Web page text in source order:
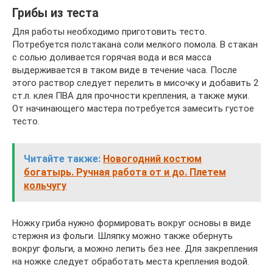
Грибы из теста
Для работы необходимо приготовить тесто.
Потребуется полстакана соли мелкого помола. В стакан
с солью доливается горячая вода и вся масса
выдерживается в таком виде в течение часа. После
этого раствор следует перелить в мисочку и добавить 2
ст.л. клея ПВА для прочности крепления, а также муки.
От начинающего мастера потребуется замесить густое
тесто.
Читайте также: Новогодний костюм
богатырь. Ручная работа от и до. Плетем
кольчугу
Ножку гриба нужно формировать вокруг основы в виде
стержня из фольги. Шляпку можно также обернуть
вокруг фольги, а можно лепить без нее. Для закрепления
на ножке следует обработать места крепления водой.